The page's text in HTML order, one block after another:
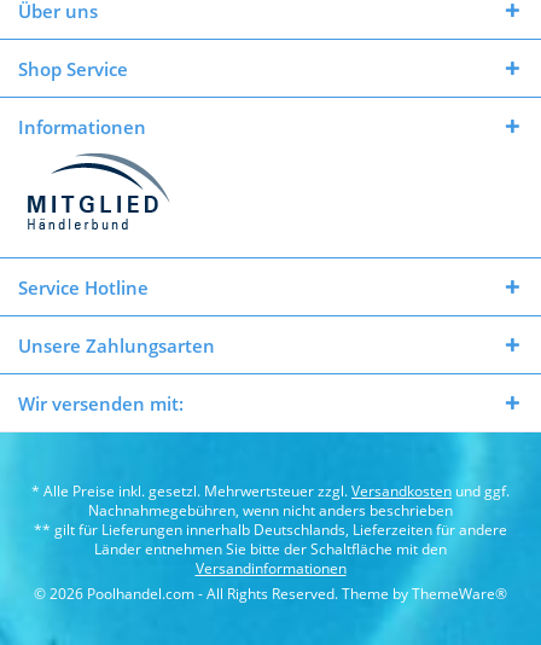
Über uns
Shop Service
Informationen
Service Hotline
Unsere Zahlungsarten
Wir versenden mit:
* Alle Preise inkl. gesetzl. Mehrwertsteuer zzgl.Versandkosten und ggf.
Nachnahmegebühren, wenn nicht anders beschrieben
** gilt für Lieferungen innerhalb Deutschlands, Lieferzeiten für andere
Länder entnehmen Sie bitte der Schaltfläche mit den
Versandinformationen
© 2026 Poolhandel.com - All Rights Reserved. Theme byThemeWare®